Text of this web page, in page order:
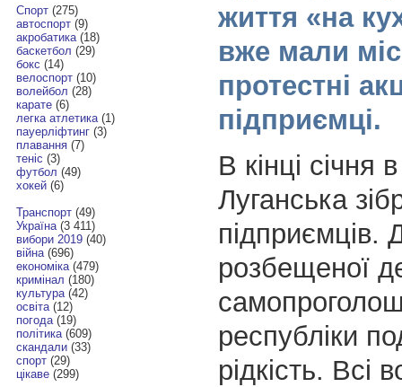
Спорт(275)
автоспорт(9)
акробатика(18)
баскетбол (29)
бокс (14)
велоспорт(10)
волейбол (28)
карате(6)
легка атлетика(1)
пауерліфтинг(3)
плавання(7)
теніс (3)
футбол (49)
хокей(6)
Транспорт(49)
Україна(3 411)
вибори 2019(40)
війна(696)
економіка(479)
кримінал (180)
культура(42)
освіта(12)
погода(19)
політика(609)
скандали(33)
спорт(29)
цікаве(299)
життя «на
вже мали
протестні
підприємці.
В кінці січня
Луганська
підприємців.
розбещеної
республіки
рідкість. Всі